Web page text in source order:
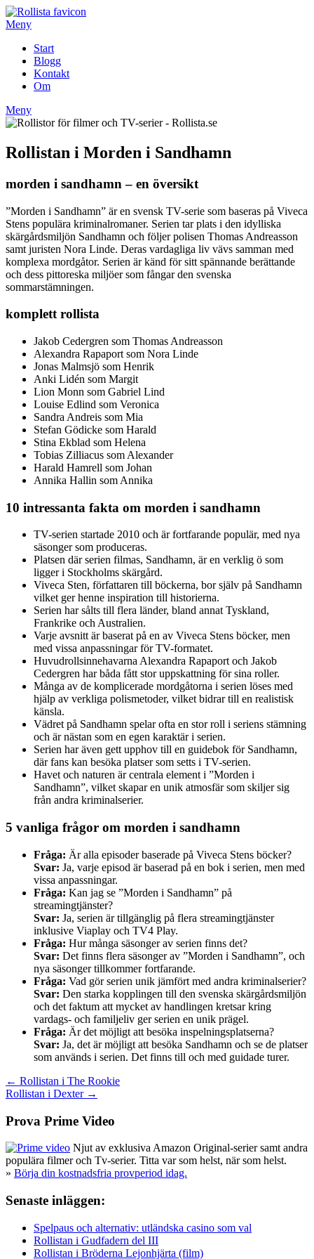
Hoppa
till
Meny
Start
Blogg
Kontakt
Om
Meny
Rollistan i Morden i Sandhamn
morden i sandhamn – en översikt
”Morden i Sandhamn” är en svensk TV-serie som baseras på Viveca
Stens populära kriminalromaner. Serien tar plats i den idylliska
skärgårdsmiljön Sandhamn och följer polisen Thomas Andreasson
samt juristen Nora Linde. Deras vardagliga liv vävs samman med
komplexa mordgåtor. Serien är känd för sitt spännande berättande
och dess pittoreska miljöer som fångar den svenska
sommarstämningen.
komplett rollista
Jakob Cedergren som Thomas Andreasson
Alexandra Rapaport som Nora Linde
Jonas Malmsjö som Henrik
Anki Lidén som Margit
Lion Monn som Gabriel Lind
Louise Edlind som Veronica
Sandra Andreis som Mia
Stefan Gödicke som Harald
Stina Ekblad som Helena
Tobias Zilliacus som Alexander
Harald Hamrell som Johan
Annika Hallin som Annika
10 intressanta fakta om morden i sandhamn
TV-serien startade 2010 och är fortfarande populär, med nya
säsonger som produceras.
Platsen där serien filmas, Sandhamn, är en verklig ö som
ligger i Stockholms skärgård.
Viveca Sten, författaren till böckerna, bor själv på Sandhamn
vilket ger henne inspiration till historierna.
Serien har sålts till flera länder, bland annat Tyskland,
Frankrike och Australien.
Varje avsnitt är baserat på en av Viveca Stens böcker, men
med vissa anpassningar för TV-formatet.
Huvudrollsinnehavarna Alexandra Rapaport och Jakob
Cedergren har båda fått stor uppskattning för sina roller.
Många av de komplicerade mordgåtorna i serien löses med
hjälp av verkliga polismetoder, vilket bidrar till en realistisk
känsla.
Vädret på Sandhamn spelar ofta en stor roll i seriens stämning
och är nästan som en egen karaktär i serien.
Serien har även gett upphov till en guidebok för Sandhamn,
där fans kan besöka platser som setts i TV-serien.
Havet och naturen är centrala element i ”Morden i
Sandhamn”, vilket skapar en unik atmosfär som skiljer sig
från andra kriminalserier.
5 vanliga frågor om morden i sandhamn
Fråga: Är alla episoder baserade på Viveca Stens böcker?
Svar: Ja, varje episod är baserad på en bok i serien, men med
vissa anpassningar.
Fråga: Kan jag se ”Morden i Sandhamn” på
streamingtjänster?
Svar: Ja, serien är tillgänglig på flera streamingtjänster
inklusive Viaplay och TV4 Play.
Fråga: Hur många säsonger av serien finns det?
Svar: Det finns flera säsonger av ”Morden i Sandhamn”, och
nya säsonger tillkommer fortfarande.
Fråga: Vad gör serien unik jämfört med andra kriminalserier?
Svar: Den starka kopplingen till den svenska skärgårdsmiljön
och det faktum att mycket av handlingen kretsar kring
vardags- och familjeliv ger serien en unik prägel.
Fråga: Är det möjligt att besöka inspelningsplatserna?
Svar: Ja, det är möjligt att besöka Sandhamn och se de platser
som används i serien. Det finns till och med guidade turer.
Inläggsnavigering
← Rollistan i The Rookie
Rollistan i Dexter →
Prova Prime Video
Njut av exklusiva Amazon Original-serier samt andra
populära filmer och Tv-serier. Titta var som helst, när som helst.
» Börja din kostnadsfria provperiod idag.
Senaste inläggen:
Spelpaus och alternativ: utländska casino som val
Rollistan i Gudfadern del III
Rollistan i Bröderna Lejonhjärta (film)